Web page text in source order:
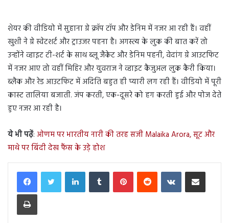
शेयर की वीडियो में सुहाना ग्रे क्रॉप टॉप और डेनिम में नजर आ रही हैं। वहीं
खुशी ने ग्रे स्वेटशर्ट और ट्राउजर पहना है। अगस्त्य के लुक की बात करें तो
उन्होंने व्हाइट टी-शर्ट के साथ ब्लू जैकेट और डेनिम पहनी, वेदांग ग्रे आउटफिट
में नजर आए तो वहीं मिहिर और युवराज ने व्हाइट कैजुअल लुक कैरी किया।
ब्लैक और रेड आउटफिट में अदिति बहुत ही प्यारी लग रही हैं। वीडियो में पूरी
कास्ट तालिया बजाती. जंप करती, एक-दूसरे को हग करती हुई और पोज देते
हुए नजर आ रही है।
ये भी पढ़ें: ओणम पर भारतीय नारी की तरह सजी Malaika Arora, सूट और
माथे पर बिंदी देख फैंस के उड़े होश
LinkedInTumblr PinterestReddit VKontakteShare via Email
Print